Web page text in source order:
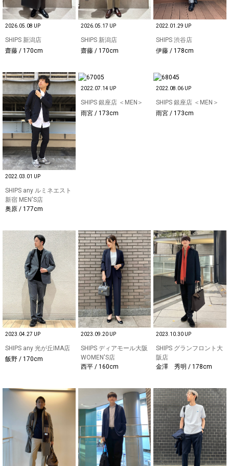
2026.05.08 UP
SHIPS 新潟店
齋藤 / 170cm
2026.05.17 UP
SHIPS 新潟店
齋藤 / 170cm
2022.01.29 UP
SHIPS 渋谷店
伊藤 / 178cm
2022.03.01 UP
SHIPS any ルミネエスト
新宿 MEN'S店
奥原 / 177cm
2022.07.14 UP
SHIPS 銀座店 ＜MEN＞
雨宮 / 173cm
2022.08.06 UP
SHIPS 銀座店 ＜MEN＞
雨宮 / 173cm
2023.04.27 UP
SHIPS any 光が丘IMA店
飯野 / 170cm
2023.09.20 UP
SHIPS ディアモール大阪
WOMEN'S店
西平 / 160cm
2023.10.30 UP
SHIPS グランフロント大
阪店
金澤 秀明 / 178cm